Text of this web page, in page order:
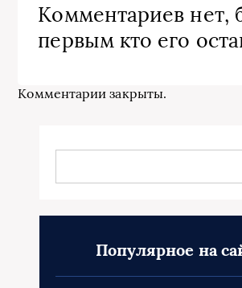
Комментариев нет,
первым кто его
Комментарии закрыты.
Популярное на